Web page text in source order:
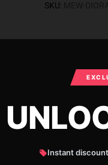
SKU:
Mewtwo
Instant discount